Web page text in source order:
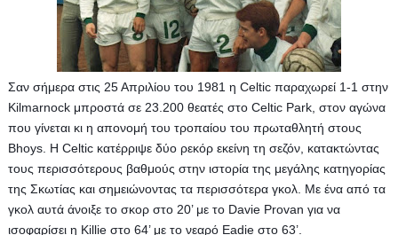
Σαν σήμερα στις 25 Απριλίου του 1981 η Celtic παραχωρεί 1-1 στην
Kilmarnock μπροστά σε 23.200 θεατές στο Celtic Park, στον αγώνα
που γίνεται κι η απονομή του τροπαίου του πρωταθλητή στους
Bhoys. H Celtic κατέρριψε δύο ρεκόρ εκείνη τη σεζόν, κατακτώντας
τους περισσότερους βαθμούς στην ιστορία της μεγάλης κατηγορίας
της Σκωτίας και σημειώνοντας τα περισσότερα γκολ. Με ένα από τα
γκολ αυτά άνοιξε το σκορ στο 20’ με το Davie Provan για να
ισοφαρίσει η Killie στο 64’ με το νεαρό Eadie στο 63’.